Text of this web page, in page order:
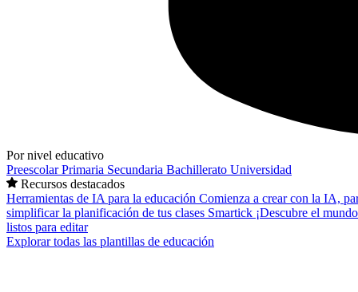
Por nivel educativo
PreescolarPrimaria Secundaria Bachillerato Universidad
Recursos destacados
Herramientas de IA para la educación Comienza a crear con la IA,
simplificar la planificación de tus clases Smartick ¡Descubre el
listos para editar
Explorar todas las plantillas de educación